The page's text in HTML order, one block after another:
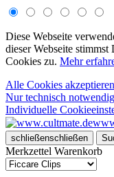
Diese Webseite
dieser Webseite
Cookies zu. Mehr
Alle Cookies akzeptieren
Nur technisch
Individuelle
schließenschließen
Merkzettel Warenkorb